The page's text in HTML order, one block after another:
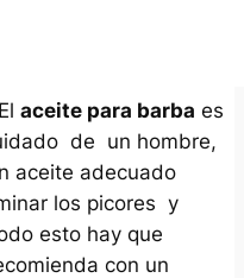
aceite para barba es
de un hombre,
aceite adecuado
los picores y
esto hay que
con un